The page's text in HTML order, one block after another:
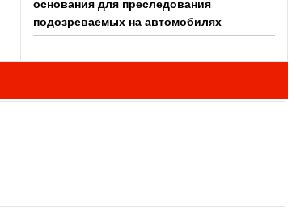
основания для преследования
подозреваемых на автомобилях